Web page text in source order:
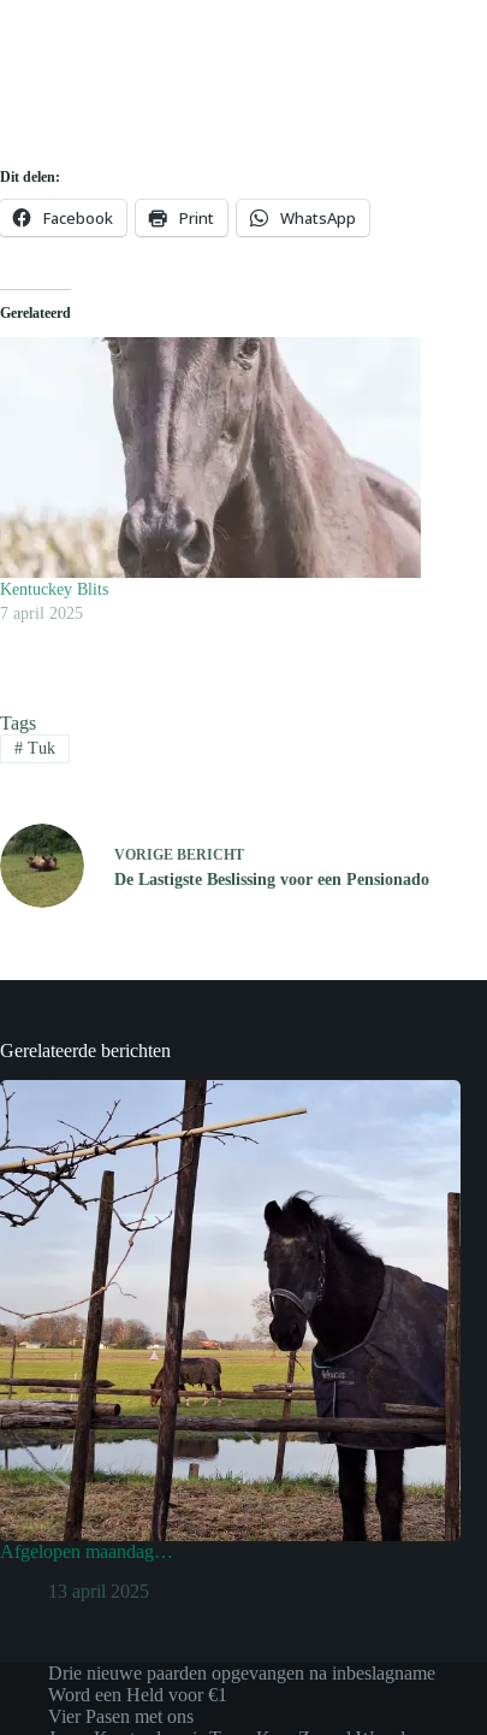
Dit delen:
Facebook Print WhatsApp
Gerelateerd
Kentuckey Blits
7 april 2025
Tags
#Tuk
VORIGE BERICHT
De Lastigste Beslissing voor een Pensionado
Gerelateerde berichten
Afgelopen maandag…
13 april 2025
Drie nieuwe paarden opgevangen na inbeslagname
Word een Held voor €1
Vier Pasen met ons